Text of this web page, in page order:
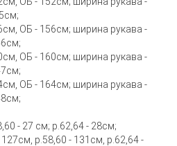
ОБ - 156см; ширина рукава -
ОБ - 160см; ширина рукава -
ОБ - 164см; ширина рукава -
- 27 см; р.62,64 - 28см;
р.58,60 - 131см, р.62,64 -